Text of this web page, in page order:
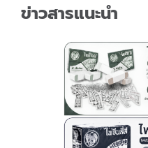
ข่าวสารแนะนำ